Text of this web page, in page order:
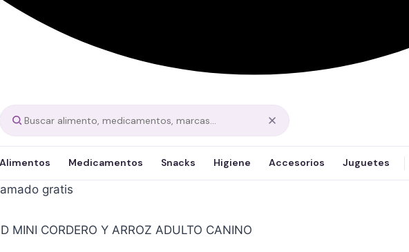
Alimentos Medicamentos Snacks Higiene Accesorios Juguetes
gratis
MINI CORDERO Y ARROZ ADULTO CANINO